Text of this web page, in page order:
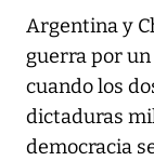
Argentina y
guerra por
cuando los
dictaduras
democracia